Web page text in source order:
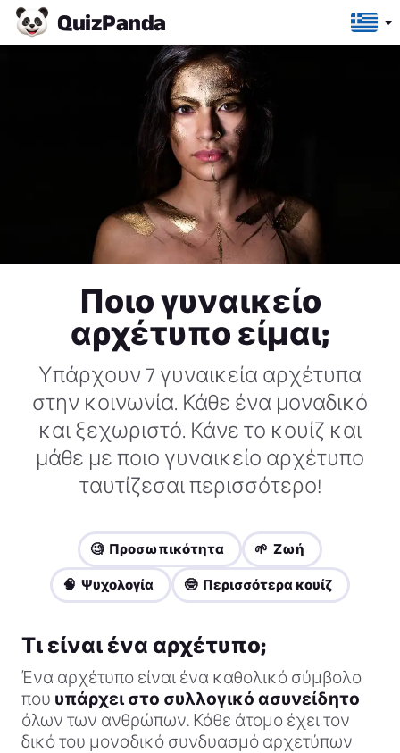
QuizPanda
Ποιο γυναικείο
αρχέτυπο είμαι;
Υπάρχουν 7 γυναικεία αρχέτυπα
στην κοινωνία. Κάθε ένα μοναδικό
και ξεχωριστό. Κάνε το κουίζ και
μάθε με ποιο γυναικείο αρχέτυπο
ταυτίζεσαι περισσότερο!
🧐 Προσωπικότητα 🌱 Ζωή
🧠 Ψυχολογία 🤓 Περισσότερα κουίζ
Τι είναι ένα αρχέτυπο;
Ένα αρχέτυπο είναι ένα καθολικό σύμβολο
που υπάρχει στο συλλογικό ασυνείδητο
όλων των ανθρώπων. Κάθε άτομο έχει τον
δικό του μοναδικό συνδυασμό αρχετύπων